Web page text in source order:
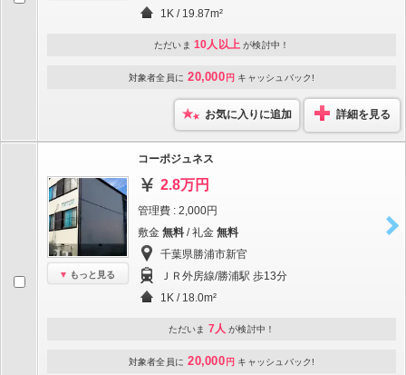
1K / 19.87m²
ただいま 10人以上 が検討中！
対象者全員に 20,000 円 キャッシュバック!
お気に入りに追加 詳細を見る
もっと見る
コーポジュネス
2.8万円
管理費 : 2,000円
敷金 無料 / 礼金 無料
千葉県勝浦市新官
ＪＲ外房線/勝浦駅 歩13分
1K / 18.0m²
ただいま 7人 が検討中！
対象者全員に 20,000 円 キャッシュバック!